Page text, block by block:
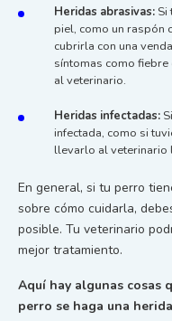
Heridas abrasivas: Si
piel, como un raspón
cubrirla con una
síntomas como
al veterinario.
Heridas infectadas:
infectada, como si
llevarlo al veterinario
En general, si tu perro
sobre cómo cuidarla,
posible. Tu veterinario
mejor tratamiento.
Aquí hay algunas cosas
perro se haga una